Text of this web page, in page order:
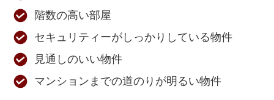
階数の高い部屋
セキュリティーがしっかりしている物件
見通しのいい物件
マンションまでの道のりが明るい物件